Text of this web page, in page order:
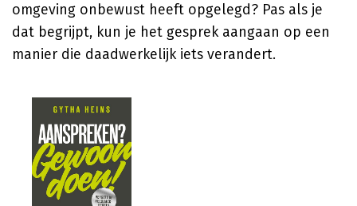
omgeving onbewust heeft opgelegd? Pas als je
dat begrijpt, kun je het gesprek aangaan op een
manier die daadwerkelijk iets verandert.